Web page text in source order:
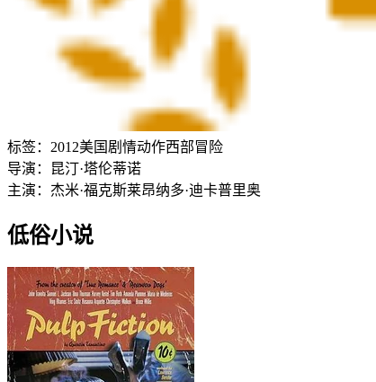
标签： 2012美国 剧情动作西部冒险
导演：
昆汀·塔伦蒂诺
主演： 杰米·福克斯莱昂纳多·迪卡普里奥
低俗小说